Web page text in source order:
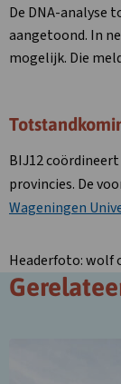
De DNA-analyse
aangetoond. In
mogelijk. Die
BIJ12
provincies. De
Wageningen
Headerfoto: wolf